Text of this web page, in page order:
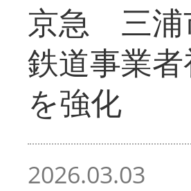
京急 三浦
鉄道事業
を強化
2026.03.03